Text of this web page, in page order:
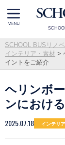
SCHOOL BUSリノ
インテリア・素材 >
イントをご紹介
ヘリンボ
ンにおけ
2025.07.18 インテリ